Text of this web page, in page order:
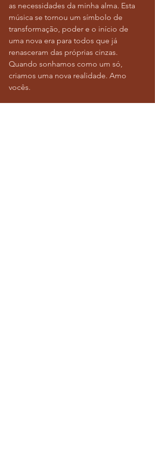
as necessidades da minha alma. Esta
música se tornou um símbolo de
transformação, poder e o início de
uma nova era para todos que já
renasceram das próprias cinzas.
Quando sonhamos como um só,
criamos uma nova realidade. Amo
vocês.